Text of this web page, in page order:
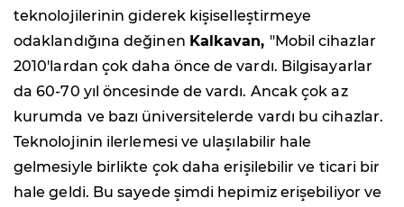
teknolojilerinin giderek kişiselleştirmeye
odaklandığına değinen Kalkavan, "Mobil cihazlar
2010'lardan çok daha önce de vardı. Bilgisayarlar
da 60-70 yıl öncesinde de vardı. Ancak çok az
kurumda ve bazı üniversitelerde vardı bu cihazlar.
Teknolojinin ilerlemesi ve ulaşılabilir hale
gelmesiyle birlikte çok daha erişilebilir ve ticari bir
hale geldi. Bu sayede şimdi hepimiz erişebiliyor ve